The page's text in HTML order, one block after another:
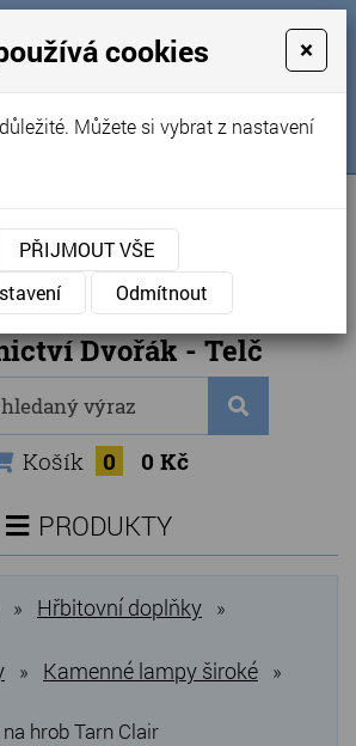
podmínky
Kontakty
Naše kamenictví
Sledujte nás na FB
obchod
Dvořák - Telč
Košík 0 0 Kč
PRODUKTY
» Hřbitovní doplňky »
» Kamenné lampy široké »
hrob Tarn Clair
cookies ×
Můžete si vybrat z nastavení
PŘIJMOUT VŠE
Odmítnout